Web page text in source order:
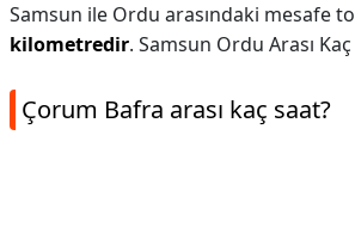
Samsun ile Ordu arasındaki mesafe
kilometredir. Samsun Ordu Arası Kaç
Çorum Bafra arası kaç saat?